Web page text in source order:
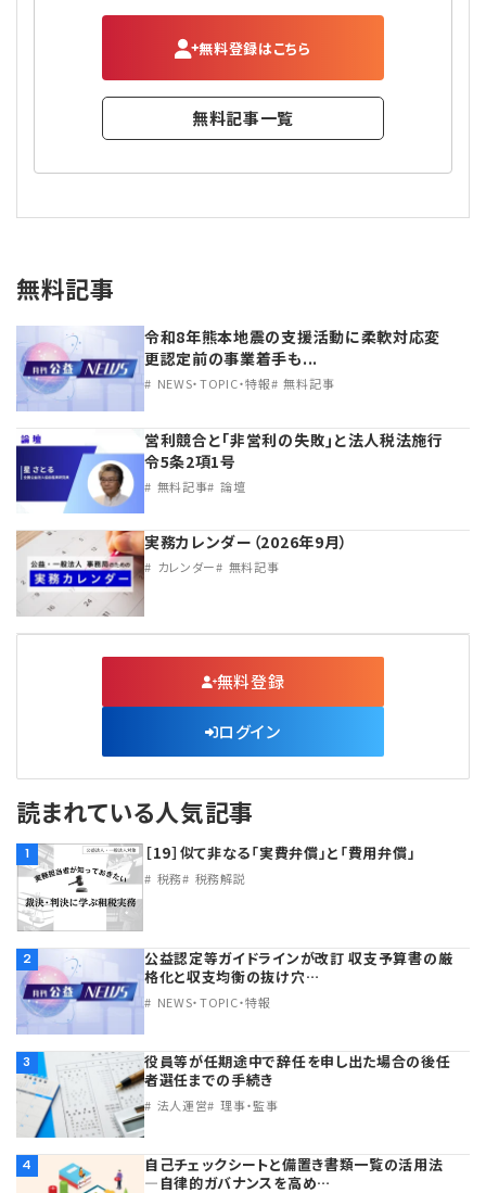
無料登録はこちら
無料記事一覧
無料記事
令和8年熊本地震の支援活動に柔軟対応変
更認定前の事業着手も...
NEWS・TOPIC・特報 無料記事
営利競合と｢非営利の失敗｣と法人税法施行
令5条2項1号
無料記事 論壇
実務カレンダー（2026年9月）
カレンダー 無料記事
無料登録
ログイン
読まれている人気記事
1 ［19］似て非なる「実費弁償」と「費用弁償」
税務 税務解説
2
公益認定等ガイドラインが改訂 収支予算書の厳
格化と収支均衡の抜け穴…
NEWS・TOPIC・特報
3
役員等が任期途中で辞任を申し出た場合の後任
者選任までの手続き
法人運営 理事・監事
4
自己チェックシートと備置き書類一覧の活用法
―自律的ガバナンスを高め…